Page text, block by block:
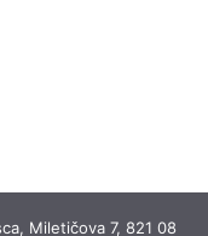
Miletičova 7, 821 08